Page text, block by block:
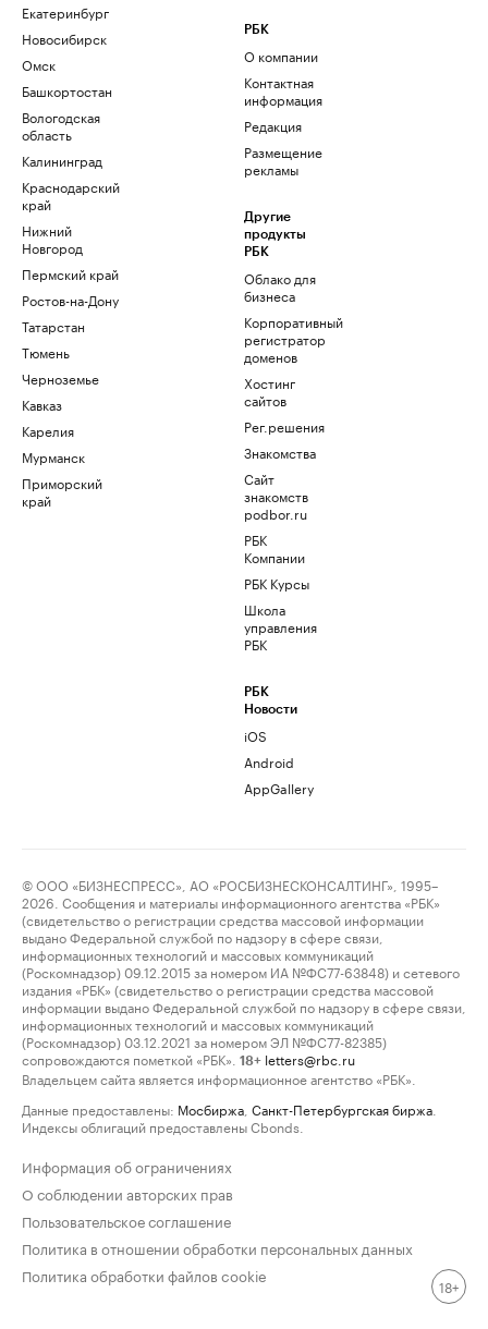
Екатеринбург
Новосибирск
Омск
Башкортостан
Вологодская
область
Калининград
Краснодарский
край
Нижний
Новгород
Пермский край
Ростов-на-Дону
Татарстан
Тюмень
Черноземье
Кавказ
Карелия
Мурманск
Приморский
край
РБК
О компании
Контактная
информация
Редакция
Размещение
рекламы
Другие
продукты
РБК
Облако для
бизнеса
Корпоративный
регистратор
доменов
Хостинг
сайтов
Рег.решения
Знакомства
Сайт
знакомств
podbor.ru
РБК
Компании
РБК Курсы
Школа
управления
РБК
РБК
Новости
iOS
Android
AppGallery
© ООО «БИЗНЕСПРЕСС», АО «РОСБИЗНЕСКОНСАЛТИНГ», 1995–
2026. Сообщения и материалы информационного агентства «РБК»
(свидетельство о регистрации средства массовой информации
выдано Федеральной службой по надзору в сфере связи,
информационных технологий и массовых коммуникаций
(Роскомнадзор) 09.12.2015 за номером ИА №ФС77-63848) и сетевого
издания «РБК» (свидетельство о регистрации средства массовой
информации выдано Федеральной службой по надзору в сфере связи,
информационных технологий и массовых коммуникаций
(Роскомнадзор) 03.12.2021 за номером ЭЛ №ФС77-82385)
сопровождаются пометкой «РБК».
18+ letters@rbc.ru
Владельцем сайта является информационное агентство «РБК».
Данные предоставлены: Мосбиржа Санкт-Петербургская биржа
Индексы облигаций предоставлены Cbonds.
Информация об ограничениях
О соблюдении авторских прав
Пользовательское соглашение
Политика в отношении обработки персональных данных
Политика обработки файлов cookie
18+